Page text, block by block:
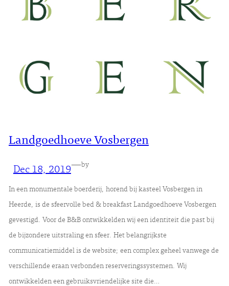
Landgoedhoeve Vosbergen
Dec 18, 2019—by
In een monumentale boerderij, horend bij kasteel Vosbergen in
Heerde, is de sfeervolle bed & breakfast Landgoedhoeve Vosbergen
gevestigd. Voor de B&B ontwikkelden wij een identiteit die past bij
de bijzondere uitstraling en sfeer. Het belangrijkste
communicatiemiddel is de website; een complex geheel vanwege de
verschillende eraan verbonden reserveringssystemen. Wij
ontwikkelden een gebruiksvriendelijke site die…